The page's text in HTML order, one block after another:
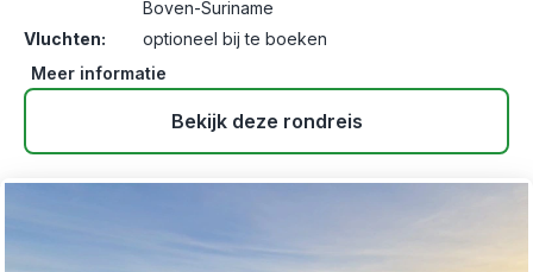
Boven-Suriname
Vluchten:
optioneel bij te boeken
Meer informatie
Bekijk deze rondreis